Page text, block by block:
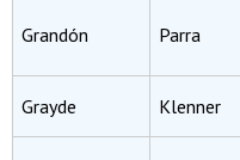
Grandón Parra
Grayde Klenner